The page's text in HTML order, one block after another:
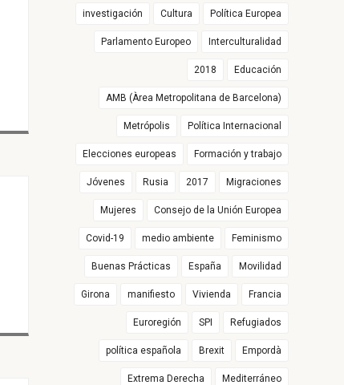
investigación Cultura Política Europea
Parlamento Europeo Interculturalidad
2018 Educación
AMB (Àrea Metropolitana de Barcelona)
Metrópolis Política Internacional
Elecciones europeas Formación y trabajo
Jóvenes Rusia 2017 Migraciones
Mujeres Consejo de la Unión Europea
Covid-19 medio ambiente Feminismo
Buenas Prácticas España Movilidad
Girona manifiesto Vivienda Francia
Euroregión SPI Refugiados
política española Brexit Empordà
Extrema Derecha Mediterráneo